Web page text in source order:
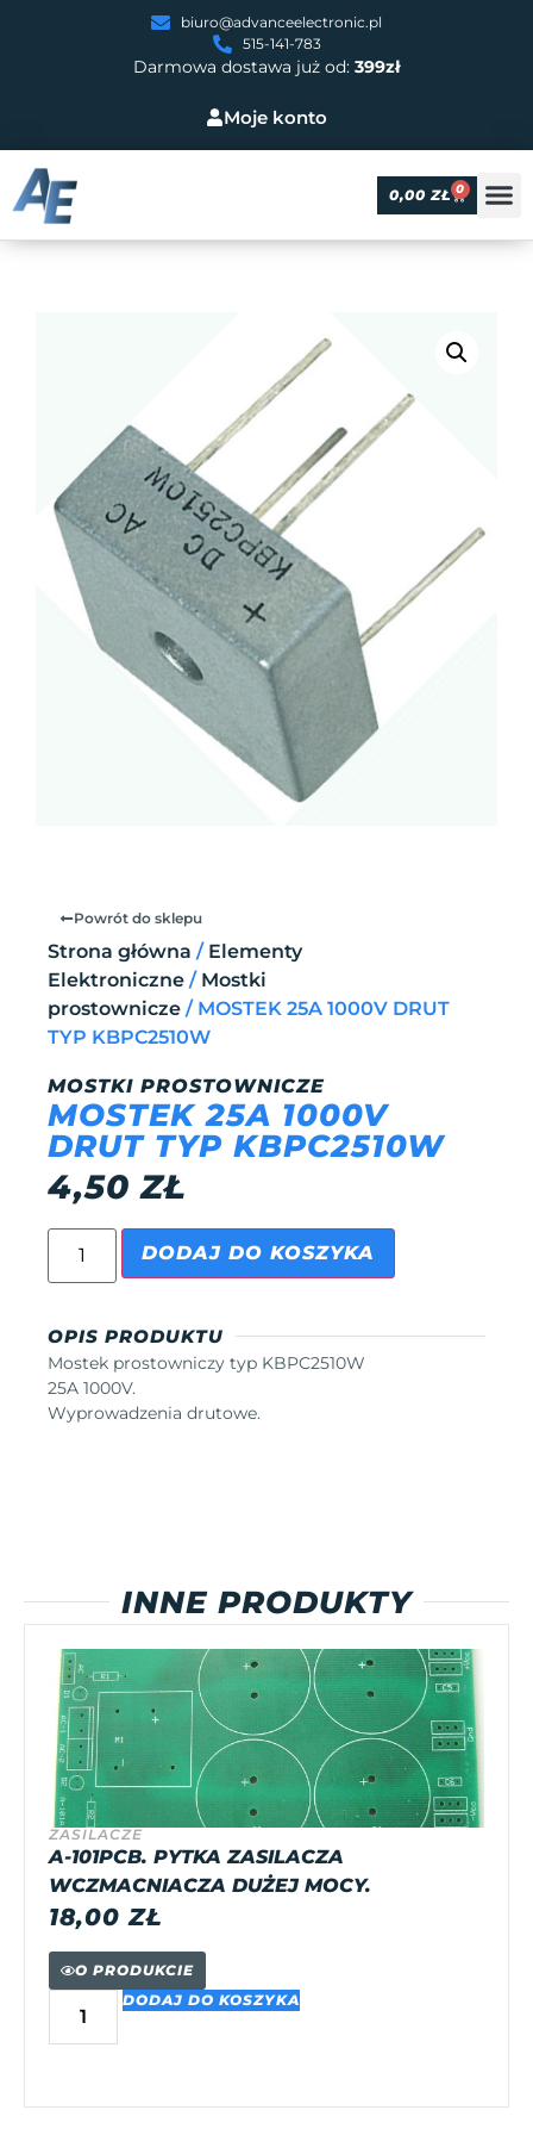
Moje konto
Darmowa dostawa już od: 399zł
biuro@advanceelectronic.pl
515-141-783
0,00 ZŁ 0
Powrót do sklepu
Strona główna / Elementy
Elektroniczne / Mostki
prostownicze / MOSTEK 25A 1000V DRUT
TYP KBPC2510W
MOSTKI PROSTOWNICZE
MOSTEK 25A 1000V
DRUT TYP KBPC2510W
4,50ZŁ
DODAJ DO KOSZYKA
OPIS PRODUKTU
Mostek prostowniczy typ KBPC2510W
25A 1000V.
Wyprowadzenia drutowe.
INNE PRODUKTY
ZASILACZE
A-101PCB. PYTKA ZASILACZA
WCZMACNIACZA DUŻEJ MOCY.
18,00ZŁ
O PRODUKCIE
DODAJ DO KOSZYKA